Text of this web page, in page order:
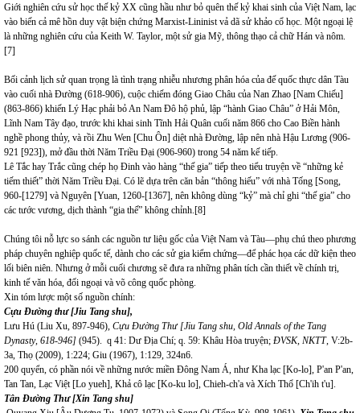
Giới nghiên cứu sử học thế kỷ XX cũng hầu như bỏ quên thế kỷ khai sinh của Việt Nam, lạc
vào biến cả mê hồn duy vật biện chứng Marxist-Lininist vả dã sử khảo cổ học. Một ngoại lệ
là những nghiên cứu của Keith W. Taylor, một sử gia Mỹ, thông thạo cả chữ Hán và nôm.
[7]
Bối cảnh lịch sử quan trọng là tình trạng nhiễu nhương phân hóa của đế quốc thực dân Tàu
vào cuối nhà Đường (618-906), cuộc chiếm đóng Giao Châu của Nan Zhao [Nam Chiếu]
(863-866) khiến Lý Hạc phải bỏ An Nam Đô hộ phủ, lập “hành Giao Châu” ở Hải Môn,
Lĩnh Nam Tây đạo, trước khi khai sinh Tĩnh Hải Quân cuối năm 866 cho Cao Biền hành
nghề phong thủy, và rồi Zhu Wen [Chu Ôn] diệt nhà Đường, lập nên nhà Hậu Lương (906-
921 [923]), mở đầu thời Năm Triều Đại (906-960) trong 54 năm kế tiếp.
Lê Tắc hay Trắc cũng chép họ Đinh vào hàng “thế gia” tiếp theo tiểu truyện về “những kẻ
tiếm thiết” thời Năm Triều Đại. Có lẽ dựa trên căn bản “thông hiếu” với nhà Tống [Song,
960-[1279] và Nguyên [Yuan, 1260-[1367], nên không dùng “kỷ” mà chỉ ghi “thế gia” cho
các tước vương, dịch thành “gia thế” không chỉnh.[8]
Chúng tôi nỗ lực so sánh các nguồn tư liệu gốc của Việt Nam và Tàu—phụ chú theo phương
pháp chuyên nghiệp quốc tế, dành cho các sử gia kiểm chứng—để phác họa các dữ kiện theo
lối biên niên. Nhưng ở mỗi cuối chương sẽ đưa ra những phân tích cần thiết về chính trị,
kinh tế văn hóa, đối ngoại và võ công quốc phòng.
Xin tóm lược một số nguồn chính:
Cựu Đường thư [Jiu Tang shu],
Lưu Hú (Liu Xu, 897-946), Cựu Đường Thư [Jiu Tang shu, OldAnnals of the Tang
Dynasty, 618-946] (945). q 41: Dư Địa Chí; q. 59: Khâu Hòa truyện; ĐVSK, NKTT, V:2b-
3a, Thọ (2009), 1:224; Giu (1967), 1:129, 324n6.
200 quyển, có phần nói về những nước miền Đông Nam Á, như Kha lạc [Ko-lo], P'an P'an,
Tan Tan, Lạc Việt [Lo yueh], Khả cô lạc [Ko-ku lo], Chieh-ch'a và Xích Thổ [Ch'ih t'u].
Tân Đường Thư [Xin Tang shu]